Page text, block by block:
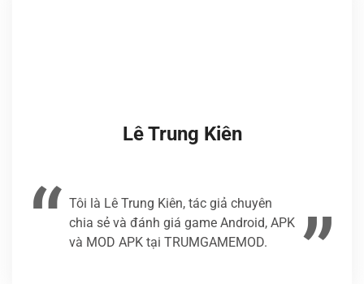
Lê Trung Kiên
Tôi là Lê Trung Kiên, tác giả chuyên
chia sẻ và đánh giá game Android, APK
và MOD APK tại TRUMGAMEMOD.